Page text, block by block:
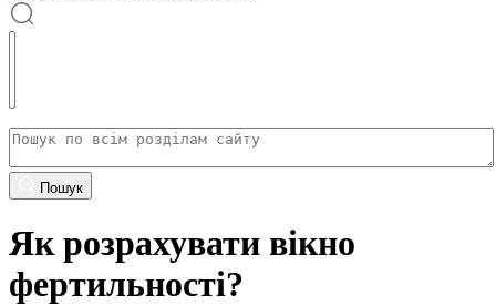
Пошук
Як розрахувати вікно
фертильності?